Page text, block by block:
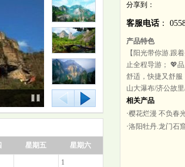
分享到：
客服电话：
产品特色
【阳光带你游.跟
止全程导游； 💖
舒适，快捷又舒服
山大瀑布/济公故
相关产品
·樱花烂漫 不负春
·洛阳牡丹.龙门石
星期五 星期六
1